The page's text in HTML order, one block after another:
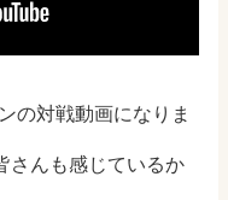
の対戦動画になりま
さんも感じているか